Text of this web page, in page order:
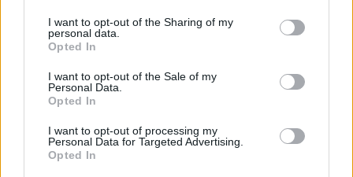
not limited to your visit or usage behaviour. You may click to
grant or deny consent to Google and its third-party tags to
use your data for below specified purposes in below Google
consent section.
I want to opt-out of the Sharing of my
personal data.
Opted In
I want to opt-out of the Sale of my
Personal Data.
Opted In
I want to opt-out of processing my
Personal Data for Targeted Advertising.
Opted In
Αποθήκευσε το όνομά μου, email, και τον ιστότοπο μου σε
αυτόν τον πλοηγό για την επόμενη φορά που θα σχολιάσω.
Σχετικά προϊόντα